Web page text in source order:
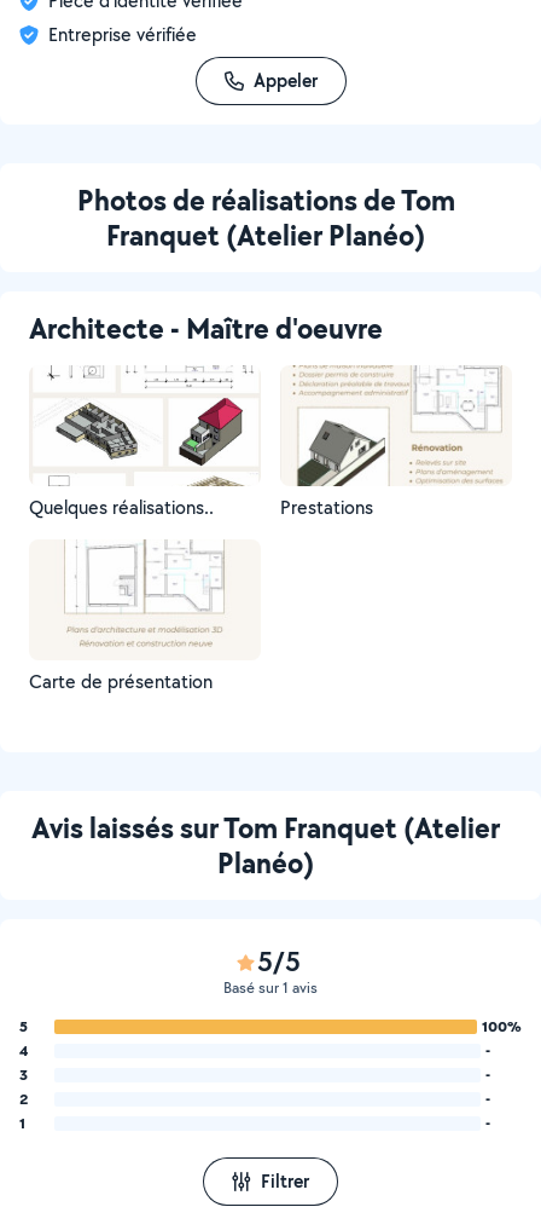
Entreprise vérifiée
Appeler
Photos de réalisations de Tom
Franquet (Atelier Planéo)
Architecte - Maître d'oeuvre
Quelques réalisations.. Prestations
Carte de présentation
Avis laissés sur Tom Franquet (Atelier
Planéo)
5/5
Basé sur 1 avis
5
100%
4
-
3
-
2
-
1
-
Filtrer